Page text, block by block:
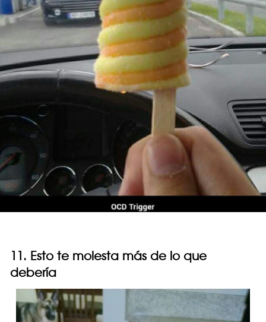
11. Esto te molesta más de lo que
debería